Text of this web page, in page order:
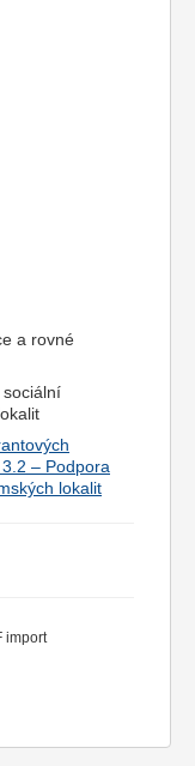
a rovné
– Podpora
lokalit
import